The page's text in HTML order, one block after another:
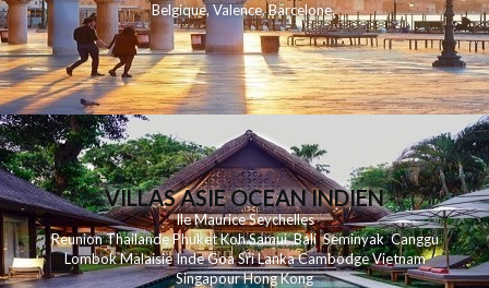
Belgique,Valence,Barcelone,
VILLAS ASIE OCEAN INDIEN
Ile MauriceSeychelles
ReunionThailandePhuketKohSamui Bali SeminyakCanggu
LombokMalaisieIndeGoaSri LankaCambodgeVietnam
SingapourHong Kong